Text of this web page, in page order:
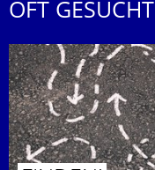
OFT GESUCHT